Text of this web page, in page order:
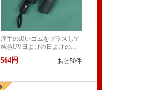
厚手の黒いゴムをプラスして
純色UV日よけの日よけの黒
いゴムを遮って折り畳みま
す。
564円 あと50件